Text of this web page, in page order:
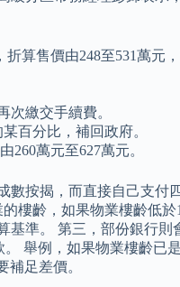
算售價由248至531萬元
次繳交手續費。
百分比，補回政府。
260萬元至627萬元。
按揭，而直接自己支付
樓齡，如果物業樓齡低
基準。 第三，部份銀行則
。 舉例，如果物業樓齡已
補足差價。